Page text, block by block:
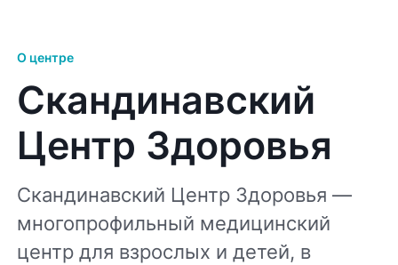
О центре
Скандинавский
Центр Здоровья
Скандинавский Центр Здоровья —
многопрофильный медицинский
центр для взрослых и детей, в